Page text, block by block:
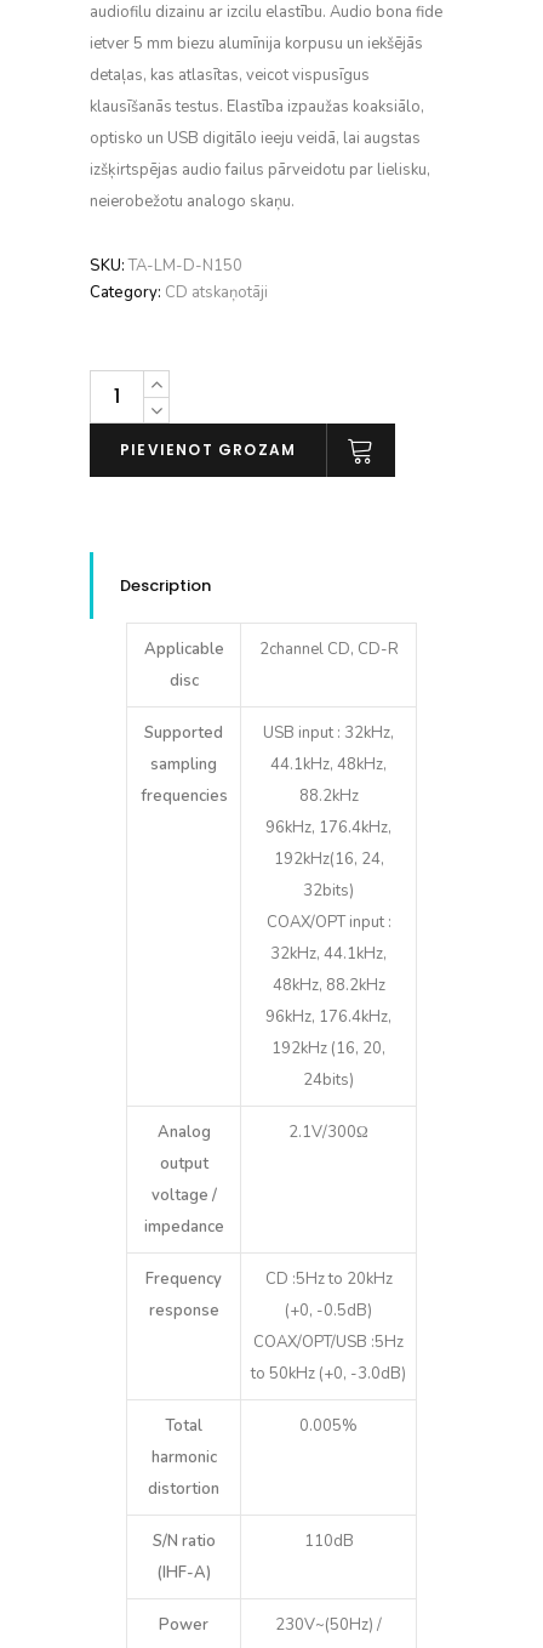
audiofilu dizainu ar izcilu elastību. Audio bona fide
ietver 5 mm biezu alumīnija korpusu un iekšējās
detaļas, kas atlasītas, veicot vispusīgus
klausīšanās testus. Elastība izpaužas koaksiālo,
optisko un USB digitālo ieeju veidā, lai augstas
izšķirtspējas audio failus pārveidotu par lielisku,
neierobežotu analogo skaņu.
SKU:TA-LM-D-N150
Category: CD atskaņotāji
Luxman
N150
daudzums
PIEVIENOT GROZAM
Description
Applicable
disc
2channel CD, CD-R
Supported
sampling
frequencies
USB input : 32kHz,
44.1kHz, 48kHz,
88.2kHz
96kHz, 176.4kHz,
192kHz(16, 24,
32bits)
COAX/OPT input :
32kHz, 44.1kHz,
48kHz, 88.2kHz
96kHz, 176.4kHz,
192kHz (16, 20,
24bits)
Analog
output
voltage /
impedance
2.1V/300Ω
Frequency
response
CD :5Hz to 20kHz
(+0, -0.5dB)
COAX/OPT/USB :5Hz
to 50kHz (+0, -3.0dB)
Total
harmonic
distortion
0.005%
S/N ratio
(IHF-A)
110dB
Power
230V~(50Hz) /